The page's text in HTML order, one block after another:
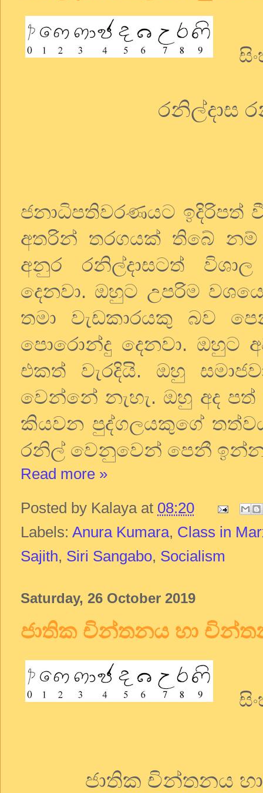
රනිල්දාස
ජනාධිපතිවරණයට ඉදිරිපත්
අතරින් තරගයක් තිබේ
අනුර රනිල්දාසටත් විශාල
දෙනවා. ඔහුට උපරිම
තමා වැඩකාරයකු බව
පොරොන්දු දෙනවා. ඔහුට
එකත් වැරදියි. ඔහු
වෙන්නේ නැහැ. ඔහු අද
කියවන පුද්ගලයකුගේ
රනිල් වෙනුවෙන් පෙනී
Read more »
Posted by Kalaya at 08:20
Labels: Anura Kumara, Class in
Sajith, Siri Sangabo, Socialism
Saturday, 26 October 2019
ජාතික චින්තනය හා
ජාතික චින්තනය